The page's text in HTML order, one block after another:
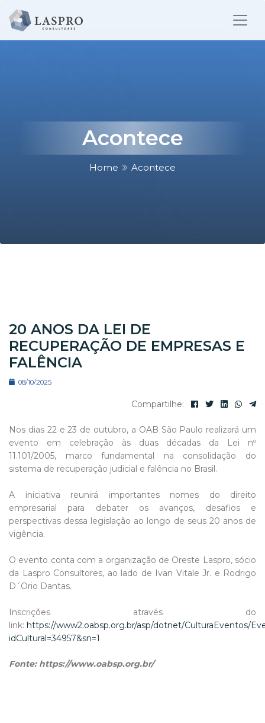
Acontece
Home Acontece
20 ANOS DA LEI DE
RECUPERAÇÃO DE EMPRESAS E
FALÊNCIA
08/10/2025
Compartilhe:
Nos dias 22 e 23 de outubro, a OAB São Paulo realizará um
evento em celebração às duas décadas da Lei nº
11.101/2005, marco fundamental na consolidação do
sistema de recuperação judicial e falência no Brasil.
A iniciativa reunirá importantes nomes do direito
empresarial para debater os avanços, desafios e
perspectivas dessa legislação ao longo de seus 20 anos de
vigência.
O evento conta com a organização de Oreste Laspro, sócio
da Laspro Consultores, ao lado de Ivan Vitale Jr. e Rodrigo
D´Orio Dantas.
Inscrições através do
link: https://www2.oabsp.org.br/asp/dotnet/CulturaEventos/
idCultural=34957&sn=1
Fonte: https://www.oabsp.org.br/